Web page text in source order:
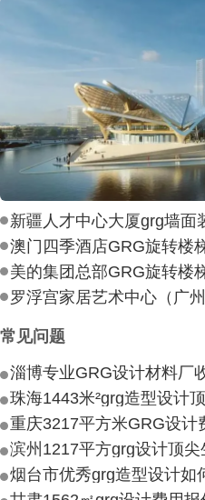
新疆人才中心大厦grg墙面
澳门四季酒店GRG旋转楼
美的集团总部GRG旋转楼
常见问题
烟台市优秀grg造型设计如